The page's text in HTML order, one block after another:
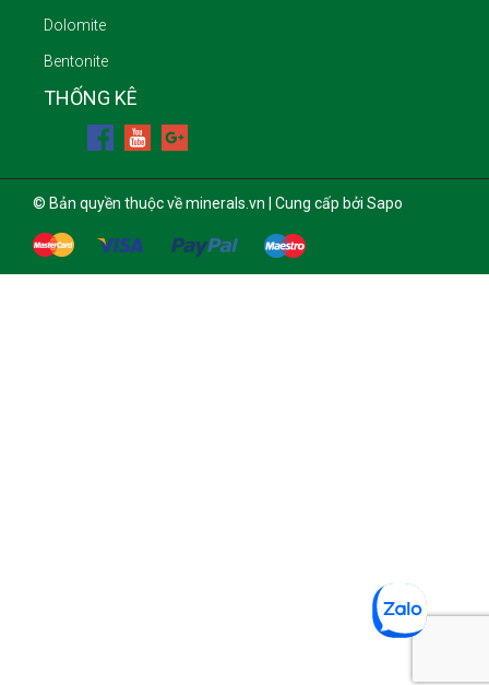
Dolomite
Bentonite
THỐNG KÊ
© Bản quyền thuộc về minerals.vn | Cung cấp bởi Sapo